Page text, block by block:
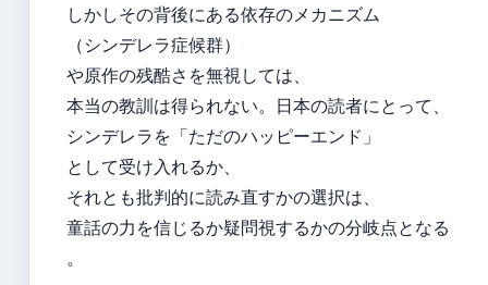
しかしその背後にある依存のメカニズム
（シンデレラ症候群）
や原作の残酷さを無視しては、
本当の教訓は得られない。日本の読者にとって、
シンデレラを「ただのハッピーエンド」
として受け入れるか、
それとも批判的に読み直すかの選択は、
童話の力を信じるか疑問視するかの分岐点となる
。